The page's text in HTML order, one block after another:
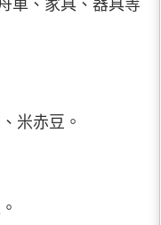
車、家具、器具等
米赤豆。